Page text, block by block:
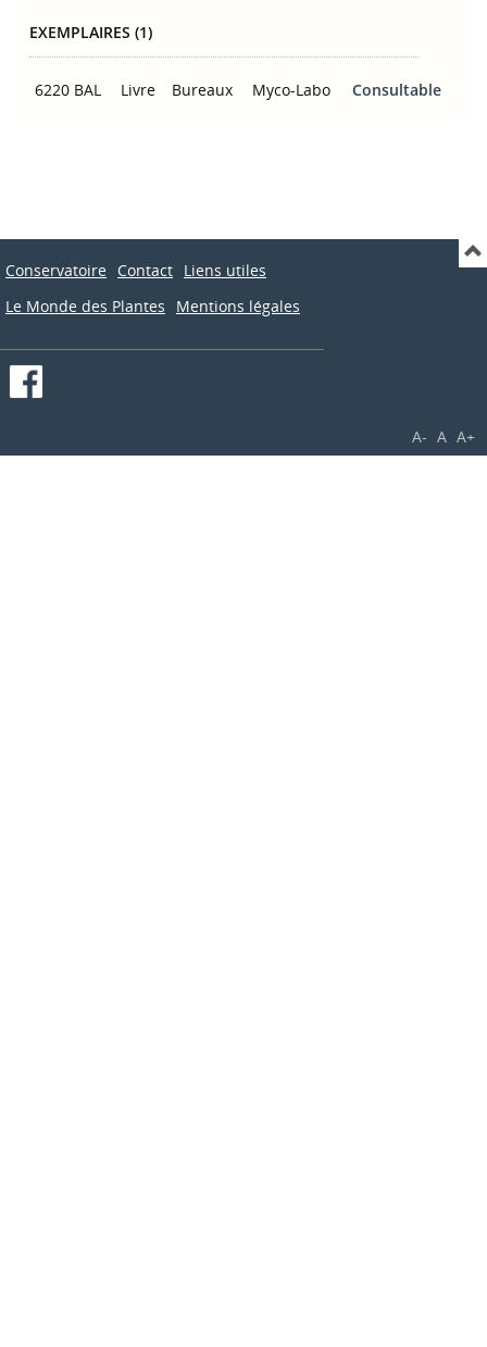
EXEMPLAIRES (1)
6220 BAL Livre Bureaux Myco-Labo Consultable
Conservatoire Contact Liens utiles
Le Monde des Plantes
Mentions légales
A- A A+